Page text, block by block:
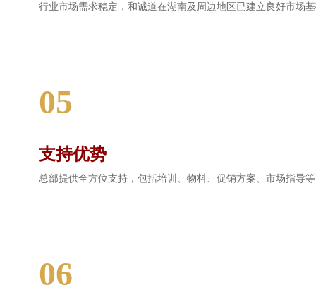
行业市场需求稳定，和诚道在湖南及周边地区已建立良好市场
05
支持优势
总部提供全方位支持，包括培训、物料、促销方案、市场指导
06